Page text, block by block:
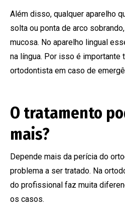
Além disso, qualquer aparelho
solta ou ponta de arco
mucosa. No aparelho lingual
na língua. Por isso é
ortodontista em caso de
O tratamento
mais?
Depende mais da perícia do
problema a ser tratado. Na
do profissional faz muita
os casos.